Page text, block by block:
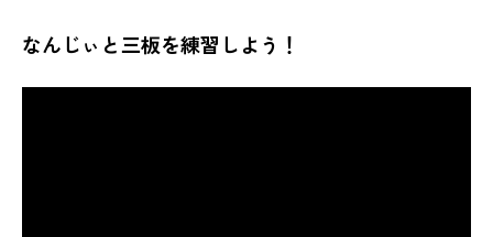
なんじぃと三板を練習しよう！